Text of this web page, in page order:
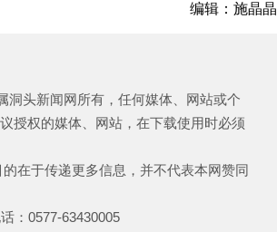
编辑：施晶晶
头新闻网所有，任何媒体、网站或个
授权的媒体、网站，在下载使用时必须
在于传递更多信息，并不代表本网赞同
：0577-63430005